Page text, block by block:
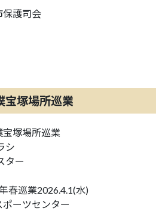
保護司会
宝塚場所巡業
宝塚場所巡業
シ
ター
春巡業2026.4.1(水)
ポーツセンター